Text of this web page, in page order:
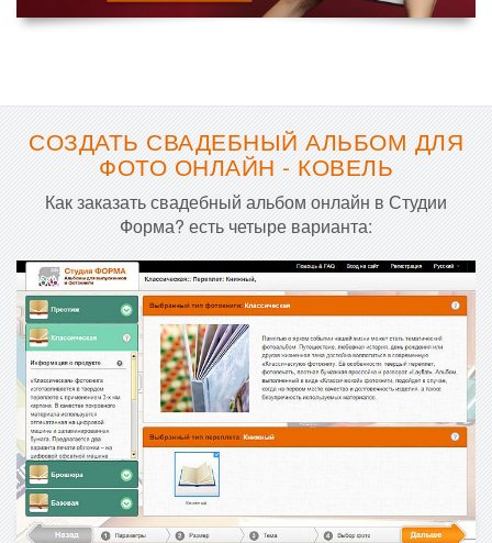
СОЗДАТЬ СВАДЕБНЫЙ АЛЬБОМ ДЛЯ
ФОТО ОНЛАЙН - КОВЕЛЬ
Как заказать свадебный альбом онлайн в Студии
Форма? есть четыре варианта: